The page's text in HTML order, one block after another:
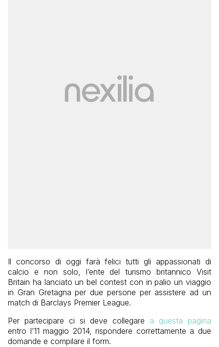
Il concorso di oggi farà felici tutti gli appassionati di
calcio e non solo, l’ente del turismo britannico Visit
Britain ha lanciato un bel contest con in palio un viaggio
in Gran Gretagna per due persone per assistere ad un
match di Barclays Premier League.
Per partecipare ci si deve collegare a questa pagina
entro l’11 maggio 2014, rispondere correttamente a due
domande e compilare il form.